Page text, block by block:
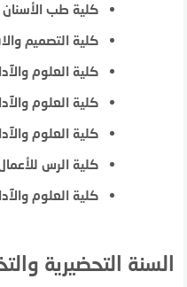
كلية طب الأسنان
كلية التصميم
كلية العلوم
كلية العلوم
كلية العلوم
كلية الرس
كلية العلوم
السنة التحضيرية